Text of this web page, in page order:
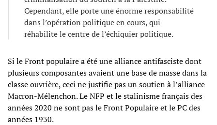
Cependant, elle porte une énorme responsabilité
dans l’opération politique en cours, qui
réhabilite le centre de l’échiquier politique.
Si le Front populaire a été une alliance antifasciste dont
plusieurs composantes avaient une base de masse dans la
classe ouvrière, ceci ne justifie pas un soutien à l’alliance
Macron-Mélenchon. Le NFP et le stalinisme français des
années 2020 ne sont pas le Front Populaire et le PC des
années 1930.